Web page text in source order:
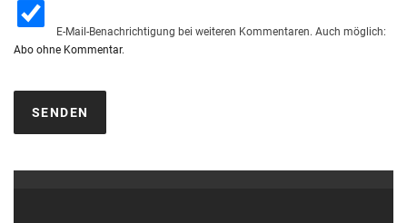
E-Mail-Benachrichtigung bei weiteren Kommentaren. Auch möglich:
Abo ohne Kommentar.